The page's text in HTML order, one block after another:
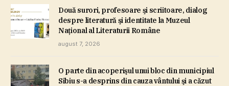
Două surori, profesoare şi scriitoare, dialog
despre literatură şi identitate la Muzeul
Naţional al Literaturii Române
august 7, 2026
O parte din acoperişul unui bloc din municipiul
Sibiu s-a desprins din cauza vântului şi a căzut